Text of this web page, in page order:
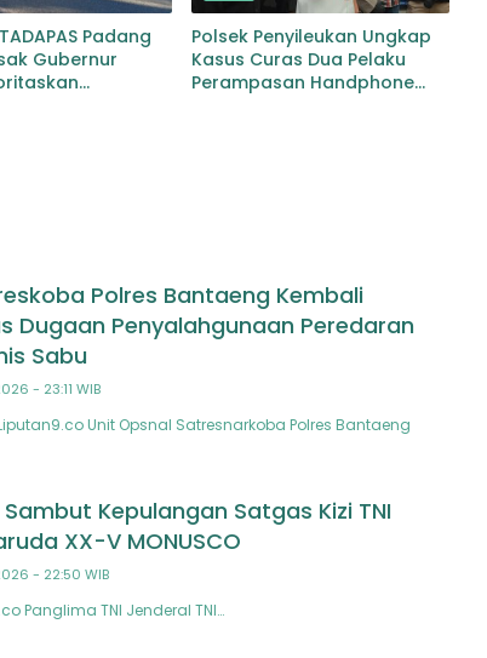
Padang
Gubernur
Polsek Penyileukan Ungkap
Kasus Curas Dua Pelaku
Perampasan Handphone
Polres Bantaeng Kembali
Dugaan Penyalahgunaan Peredaran
Sabu
- 23:11 WIB
Unit Opsnal Satresnarkoba Polres Bantaeng
Kepulangan Satgas Kizi TNI
XX-V MONUSCO
- 22:50 WIB
Panglima TNI Jenderal TNI…